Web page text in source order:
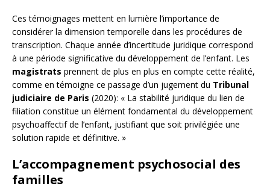
Ces témoignages mettent en lumière l’importance de
considérer la dimension temporelle dans les procédures de
transcription. Chaque année d’incertitude juridique correspond
à une période significative du développement de l’enfant. Les
magistrats prennent de plus en plus en compte cette réalité,
comme en témoigne ce passage d’un jugement du Tribunal
judiciaire de Paris (2020): « La stabilité juridique du lien de
filiation constitue un élément fondamental du développement
psychoaffectif de l’enfant, justifiant que soit privilégiée une
solution rapide et définitive. »
L’accompagnement psychosocial des
familles